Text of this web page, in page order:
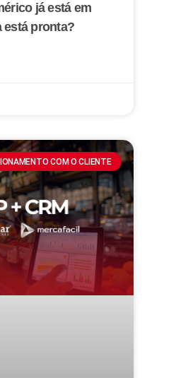
já está em
está pronta?
COM O CLIENTE